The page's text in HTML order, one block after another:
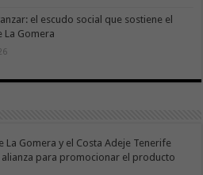
el escudo social que sostiene el
Gomera
La Gomera y el Costa Adeje Tenerife
alianza para promocionar el producto